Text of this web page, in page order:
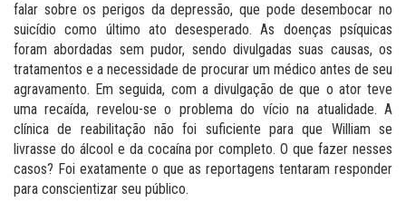
falar sobre os perigos da depressão, que pode desembocar no
suicídio como último ato desesperado. As doenças psíquicas
foram abordadas sem pudor, sendo divulgadas suas causas, os
tratamentos e a necessidade de procurar um médico antes de seu
agravamento. Em seguida, com a divulgação de que o ator teve
uma recaída, revelou-se o problema do vício na atualidade. A
clínica de reabilitação não foi suficiente para que William se
livrasse do álcool e da cocaína por completo. O que fazer nesses
casos? Foi exatamente o que as reportagens tentaram responder
para conscientizar seu público.